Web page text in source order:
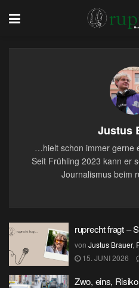
Justus
…hielt schon immer gerne
Seit Frühling 2023 kann er
Journalismus beim
ruprecht fragt –
von Justus Brauer,
15. JUNI 2026
Zwo, eins, Risiko